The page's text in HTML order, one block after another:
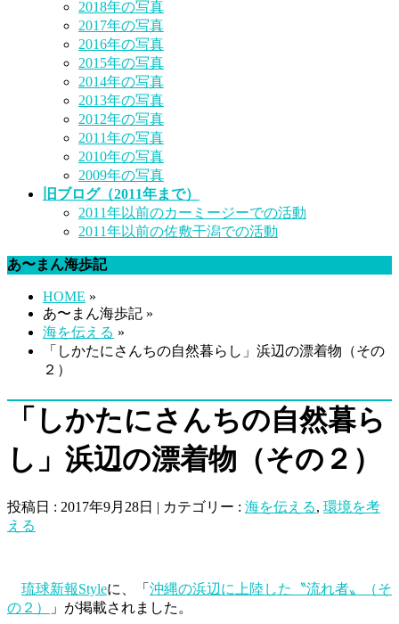
2018年の写真
2017年の写真
2016年の写真
2015年の写真
2014年の写真
2013年の写真
2012年の写真
2011年の写真
2010年の写真
2009年の写真
旧ブログ（2011年まで）
2011年以前のカーミージーでの活動
2011年以前の佐敷干潟での活動
あ〜まん海歩記
HOME »
あ〜まん海歩記 »
海を伝える »
「しかたにさんちの自然暮らし」浜辺の漂着物（その
２）
「しかたにさんちの自然暮ら
し」浜辺の漂着物（その２）
投稿日 : 2017年9月28日 | カテゴリー : 海を伝える, 環境を考
える
琉球新報Styleに、「 沖縄の浜辺に上陸した〝流れ者〟（そ
の２）
」が掲載されました。